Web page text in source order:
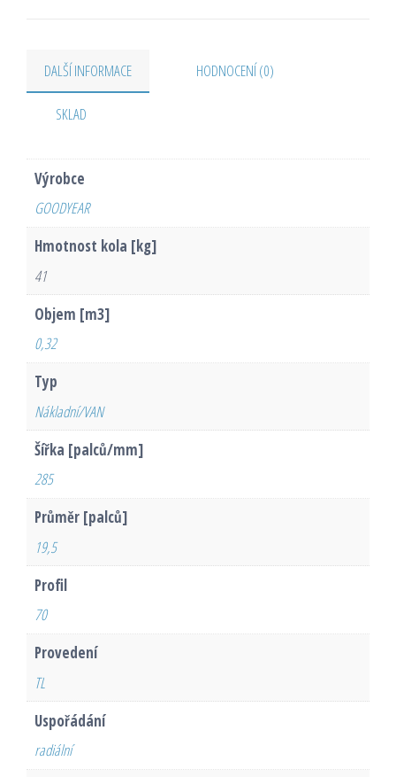
DALŠÍ INFORMACE HODNOCENÍ (0)
SKLAD
Výrobce
GOODYEAR
Hmotnost kola [kg]
41
Objem [m3]
0,32
Typ
Nákladní/VAN
Šířka [palců/mm]
285
Průměr [palců]
19,5
Profil
70
Provedení
TL
Uspořádání
radiální